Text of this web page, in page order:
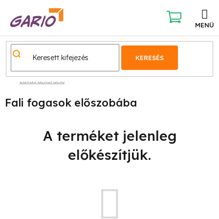
KERESÉS
KOSÁR
Lakás dekoráció
Fali fogasok előszobába
A terméket jelenleg
előkészítjük.